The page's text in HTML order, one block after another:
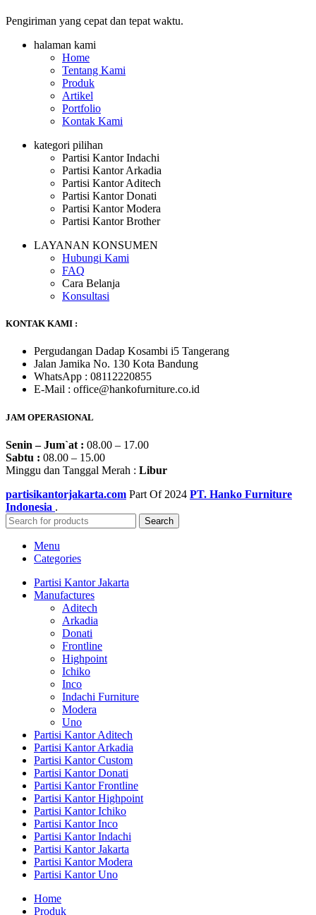
Pengiriman yang cepat dan tepat waktu.
halaman kami
Home
Tentang Kami
Produk
Artikel
Portfolio
Kontak Kami
kategori pilihan
Partisi Kantor Indachi
Partisi Kantor Arkadia
Partisi Kantor Aditech
Partisi Kantor Donati
Partisi Kantor Modera
Partisi Kantor Brother
LAYANAN KONSUMEN
Hubungi Kami
FAQ
Cara Belanja
Konsultasi
KONTAK KAMI :
Pergudangan Dadap Kosambi i5 Tangerang
Jalan Jamika No. 130 Kota Bandung
WhatsApp : 08112220855
E-Mail : office@hankofurniture.co.id
JAM OPERASIONAL
Senin – Jum`at : 08.00 – 17.00
Sabtu : 08.00 – 15.00
Minggu dan Tanggal Merah : Libur
partisikantorjakarta.com Part Of 2024 PT. Hanko Furniture
Indonesia .
Search
Menu
Categories
Partisi Kantor Jakarta
Manufactures
Aditech
Arkadia
Donati
Frontline
Highpoint
Ichiko
Inco
Indachi Furniture
Modera
Uno
Partisi Kantor Aditech
Partisi Kantor Arkadia
Partisi Kantor Custom
Partisi Kantor Donati
Partisi Kantor Frontline
Partisi Kantor Highpoint
Partisi Kantor Ichiko
Partisi Kantor Inco
Partisi Kantor Indachi
Partisi Kantor Jakarta
Partisi Kantor Modera
Partisi Kantor Uno
Home
Produk